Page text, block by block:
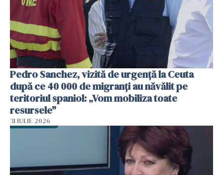
Pedro Sanchez, vizită de urgență la Ceuta
după ce 40 000 de migranți au năvălit pe
teritoriul spaniol: „Vom mobiliza toate
resursele"
31 IULIE 2026